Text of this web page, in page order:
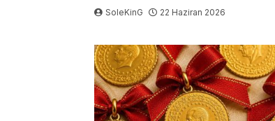
SoleKinG 22 Haziran 2026